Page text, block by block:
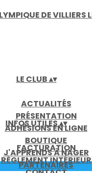
LE CLUB▴▾
ACTUALITÉS
PRÉSENTATION
ADHÉSIONS EN LIGNE
BOUTIQUE
J'APPRENDS À NAGER
PARTENAIRES
INFOS UTILES▴▾
FACTURATION
RÈGLEMENT INTÉRIEUR